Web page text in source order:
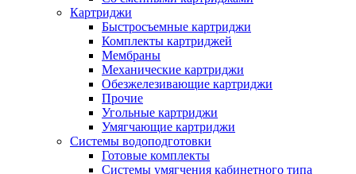
Картриджи
Быстросъемные картриджи
Комплекты картриджей
Мембраны
Механические картриджи
Обезжелезивающие картриджи
Прочие
Угольные картриджи
Умягчающие картриджи
Системы водоподготовки
Готовые комплекты
Системы умягчения кабинетного типа